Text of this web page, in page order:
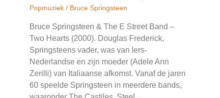
Popmuziek / Bruce Springsteen
Bruce Springsteen & The E Street Band –
Two Hearts (2000). Douglas Frederick,
Springsteens vader, was van Iers-
Nederlandse en zijn moeder (Adele Ann
Zerilli) van Italiaanse afkomst. Vanaf de jaren
60 speelde Springsteen in meerdere bands,